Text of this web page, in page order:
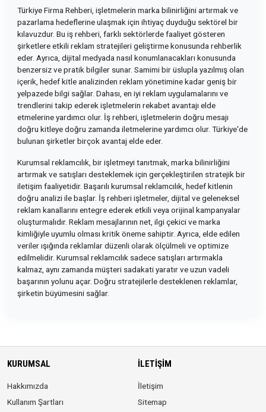
Türkiye Firma Rehberi, işletmelerin marka bilinirliğini artırmak ve
pazarlama hedeflerine ulaşmak için ihtiyaç duyduğu sektörel bir
kılavuzdur. Bu iş rehberi, farklı sektörlerde faaliyet gösteren
şirketlere etkili reklam stratejileri geliştirme konusunda rehberlik
eder. Ayrıca, dijital medyada nasıl konumlanacakları konusunda
benzersiz ve pratik bilgiler sunar. Samimi bir üslupla yazılmış olan
içerik, hedef kitle analizinden reklam yönetimine kadar geniş bir
yelpazede bilgi sağlar. Dahası, en iyi reklam uygulamalarını ve
trendlerini takip ederek işletmelerin rekabet avantajı elde
etmelerine yardımcı olur. İş rehberi, işletmelerin doğru mesajı
doğru kitleye doğru zamanda iletmelerine yardımcı olur. Türkiye'de
bulunan şirketler birçok avantaj elde eder.
Kurumsal reklamcılık, bir işletmeyi tanıtmak, marka bilinirliğini
artırmak ve satışları desteklemek için gerçekleştirilen stratejik bir
iletişim faaliyetidir. Başarılı kurumsal reklamcılık, hedef kitlenin
doğru analizi ile başlar. İş rehberi işletmeler, dijital ve geleneksel
reklam kanallarını entegre ederek etkili veya orijinal kampanyalar
oluşturmalıdır. Reklam mesajlarının net, ilgi çekici ve marka
kimliğiyle uyumlu olması kritik öneme sahiptir. Ayrıca, elde edilen
veriler ışığında reklamlar düzenli olarak ölçülmeli ve optimize
edilmelidir. Kurumsal reklamcılık sadece satışları artırmakla
kalmaz, aynı zamanda müşteri sadakati yaratır ve uzun vadeli
başarının yolunu açar. Doğru stratejilerle desteklenen reklamlar,
şirketin büyümesini sağlar.
KURUMSAL
Hakkımızda
Kullanım Şartları
İLETIŞIM
İletişim
Sitemap